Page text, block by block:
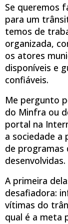
Se queremos
para um
temos de
organizada,
os atores
disponíveis e
confiáveis.
Me pergunto
do Minfra ou
portal na
a sociedade a
de programas
desenvolvidas.
A primeira
desafiadora:
vítimas do
qual é a meta